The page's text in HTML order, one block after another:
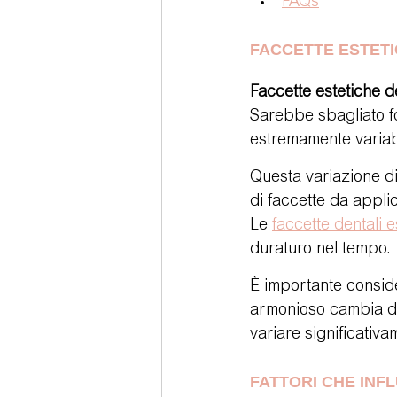
FACCETTE
Faccette estetiche
Sarebbe sbagliato
estremamente
Questa variazione
di faccette da
Le faccette dentali
duraturo nel tempo.
È importante
armonioso cambia
variare
FATTORI CHE